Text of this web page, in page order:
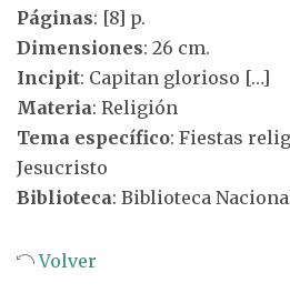
Páginas: [8] p.
Dimensiones: 26 cm.
Incipit: Capitan glorioso […]
Materia: Religión
Tema específico: Fiestas
Jesucristo
Biblioteca: Biblioteca
Volver